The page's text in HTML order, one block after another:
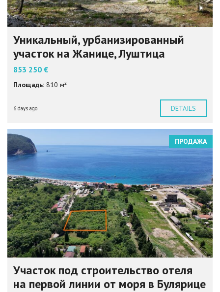
Уникальный, урбанизированный
участок на Жанице, Луштица
853 250 €
Площадь: 810 м²
6 days ago DETAILS
ПРОДАЖА
Участок под строительство отеля
на первой линии от моря в Булярице